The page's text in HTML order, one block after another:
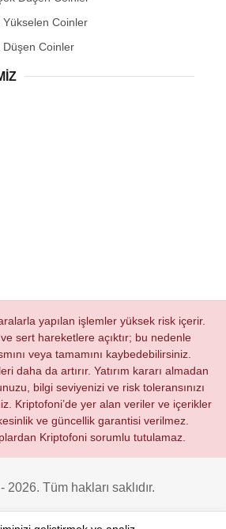
Yükselen Coinler
Düşen Coinler
yapılan işlemler yüksek risk içerir.
sert hareketlere açıktır; bu nedenle
veya tamamını kaybedebilirsiniz.
daha da artırır. Yatırım kararı almadan
bilgi seviyenizi ve risk toleransınızı
Kriptofoni’de yer alan veriler ve içerikler
ve güncellik garantisi verilmez.
Kriptofoni sorumlu tutulamaz.
Tüm hakları saklıdır.